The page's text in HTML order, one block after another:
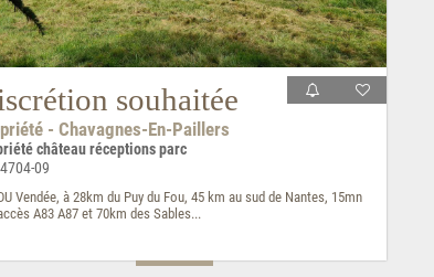
souhaitée
- Chavagnes-En-Paillers
château réceptions parc
09
Vendée, à 28km du Puy du Fou, 45 km au sud de Nantes, 15mn
A83 A87 et 70km des Sables...